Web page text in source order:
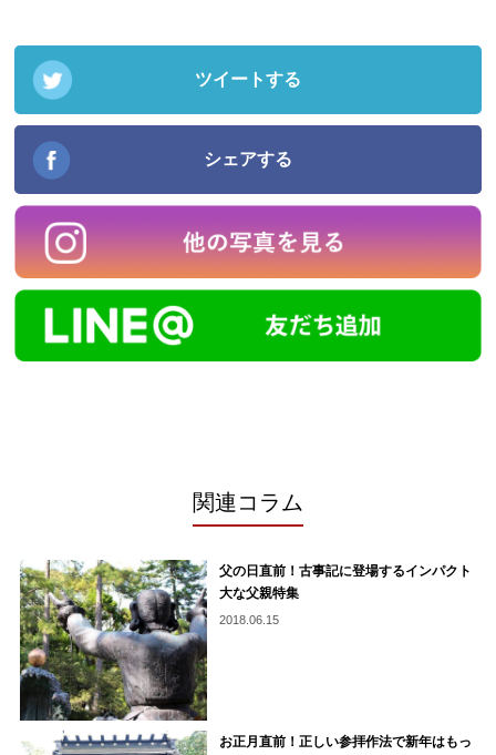
ツイートする
シェアする
関連コラム
父の日直前！古事記に登場するインパクト
大な父親特集
2018.06.15
お正月直前！正しい参拝作法で新年はもっ